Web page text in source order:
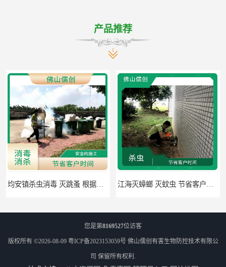
产品推荐
均安镇杀虫消毒 灭跳蚤 根据现场情况定制中害方案 江海灭蟑螂 灭蚊虫 节省客户时间
您是第8169527位访客
版权所有 ©2026-08-09 粤ICP备2023153059号 佛山儒创有害生物防控技术有限公
司 保留所有权利.